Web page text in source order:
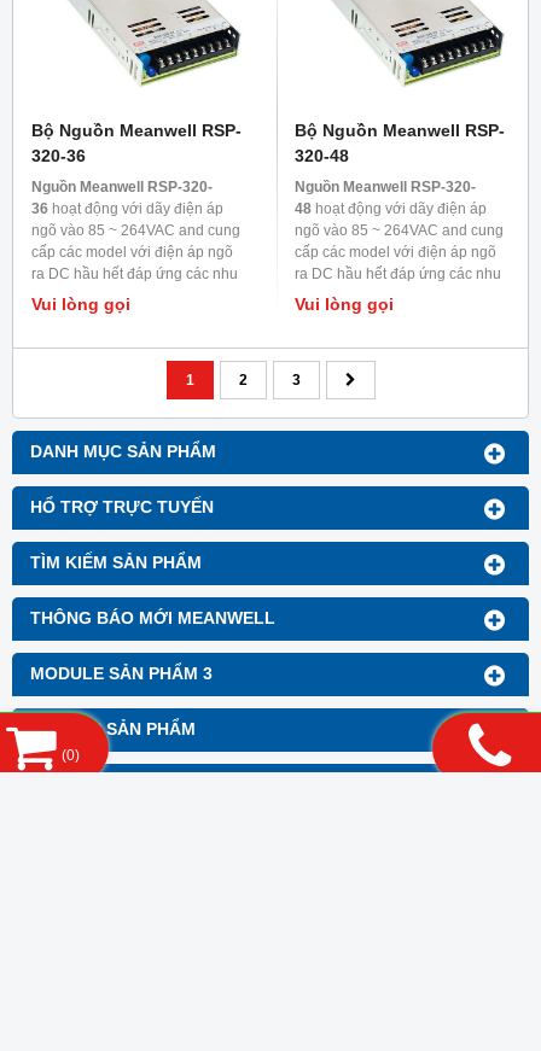
DANH MỤC SẢN PHẨM
HỔ TRỢ TRỰC TUYẾN
TÌM KIẾM SẢN PHẨM
THÔNG BÁO MỚI MEANWELL
MODULE SẢN PHẨM 3
BANNER SẢN PHẨM
Bộ Nguồn Meanwell RSP-
320-36
Nguồn Meanwell RSP-320-
36 hoạt động với dãy điện áp
ngõ vào 85 ~ 264VAC and cung
cấp các model với điện áp ngõ
ra DC hầu hết đáp ứng các nhu
cầu trong ngành công nghiệp.
Mỗi model được làm mát bằng
Vui lòng gọi
Bộ Nguồn Meanwell RSP-
320-48
Nguồn Meanwell RSP-320-
48 hoạt động với dãy điện áp
ngõ vào 85 ~ 264VAC and cung
cấp các model với điện áp ngõ
ra DC hầu hết đáp ứng các nhu
cầu trong ngành công nghiệp.
Mỗi model được làm mát bằng
việc lên đến 70
Vui lòng gọi
1 2 3
(0)